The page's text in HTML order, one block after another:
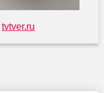
tvtver.ru